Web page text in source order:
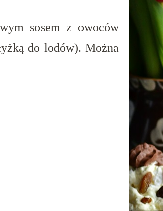
sosem z owoców
do lodów). Można